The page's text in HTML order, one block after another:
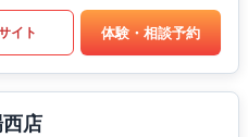
イト 体験・相談予約
店